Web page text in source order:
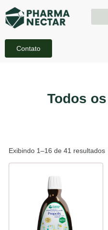
Contato
Todos
Exibindo 1–16 de 41 resultados